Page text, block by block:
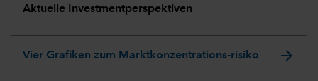
Aktuelle Investmentperspektiven
Vier Grafiken zum Marktkonzentrations-risiko arrow_forward